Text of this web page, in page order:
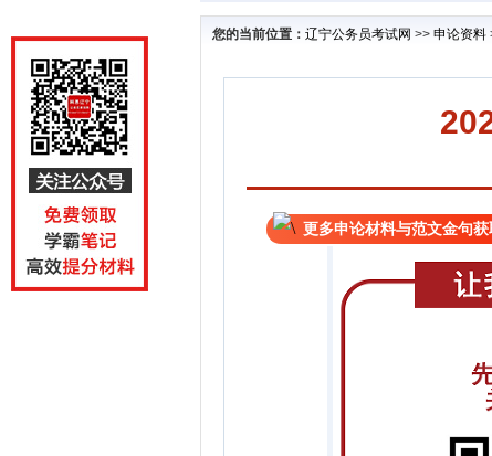
您的当前位置： 辽宁公务员考试网 >> 申论资料
更多申论材料与范文金句获